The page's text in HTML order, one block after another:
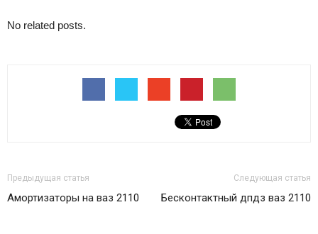
No related posts.
Предыдущая статья
Амортизаторы на ваз 2110
Следующая статья
Бесконтактный дпдз ваз 2110